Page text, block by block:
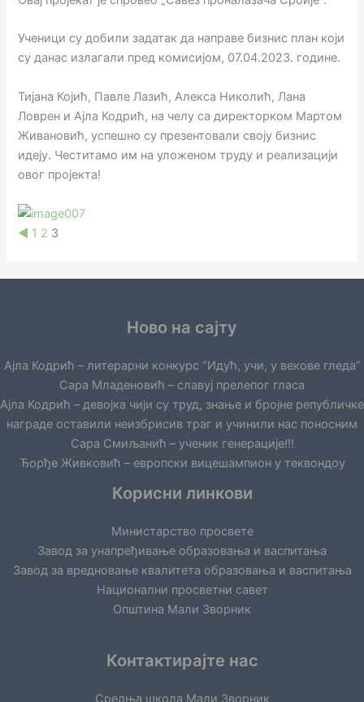
Ученици су добили задатак да направе бизнис план који
су данас излагали пред комисијом, 07.04.2023. године.
Тијана Којић, Павле Лазић, Алекса Николић, Лана
Ловрен и Ајла Кодрић, на челу са директорком Мартом
Живановић, успешно су презентовали своју бизнис
идеју. Честитамо им на уложеном труду и реализацији
овог пројекта!
◄ 1 2 3
Ново на сајту
Ајла Кодрић – литерарни конкурс “Идућ, учи, у векове гледа”
Сара Младеновић – славуј прелепог гласа
Ајла Кодрић – девојка чији су труд, знање и бројне републичке
награде оставили неизбрисив траг и учинили нас поносним
Сара Смиљанић – ученик генерације!!!
Ђорђе Живковић – европски вицешампион у теквондоу
Корисни линкови
Министарство просвете
Завод за унапређивање образовања и васпитања
Завод за вредновање квалитета образовања и васпитања
Национални просветни савет
Општина Мали Зворник
Контактирајте нас
Средња школа Мали Зворник